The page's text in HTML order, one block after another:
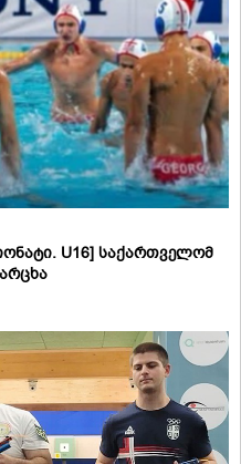
U16] საქართველომ